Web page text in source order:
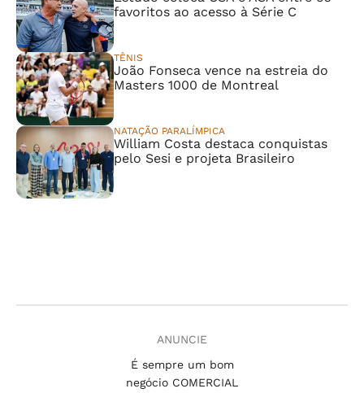
favoritos ao acesso à Série C
TÊNIS
João Fonseca vence na estreia do
Masters 1000 de Montreal
NATAÇÃO PARALÍMPICA
William Costa destaca conquistas
pelo Sesi e projeta Brasileiro
ANUNCIE
É sempre um bom
negócio COMERCIAL